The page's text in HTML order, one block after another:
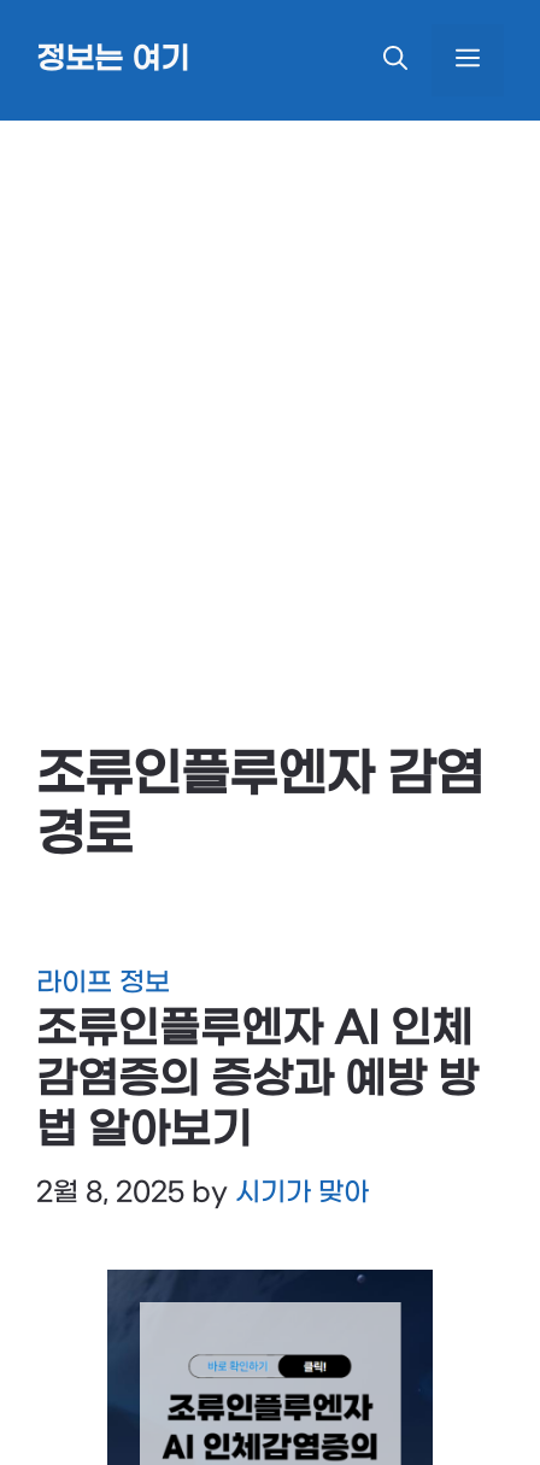
정보는 여기
조류인플루엔자 감염
경로
라이프 정보
조류인플루엔자 AI 인체
감염증의 증상과 예방 방
법 알아보기
2월 8, 2025 by 시기가 맞아